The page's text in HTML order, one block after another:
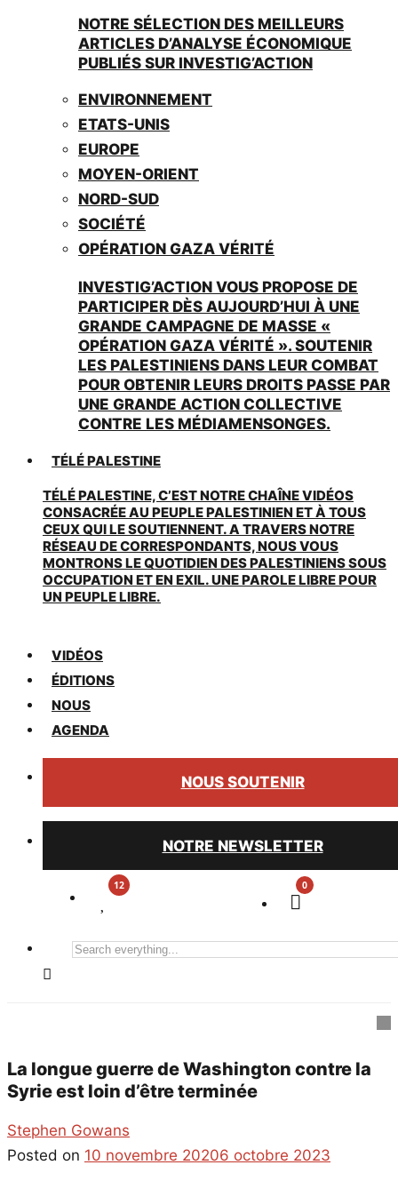
NOTRE SÉLECTION DES MEILLEURS
ARTICLES D’ANALYSE ÉCONOMIQUE
PUBLIÉS SUR INVESTIG’ACTION
ENVIRONNEMENT
ETATS-UNIS
EUROPE
MOYEN-ORIENT
NORD-SUD
SOCIÉTÉ
OPÉRATION GAZA VÉRITÉ
INVESTIG’ACTION VOUS PROPOSE DE
PARTICIPER DÈS AUJOURD’HUI À UNE
GRANDE CAMPAGNE DE MASSE «
OPÉRATION GAZA VÉRITÉ ». SOUTENIR
LES PALESTINIENS DANS LEUR COMBAT
POUR OBTENIR LEURS DROITS PASSE PAR
UNE GRANDE ACTION COLLECTIVE
CONTRE LES MÉDIAMENSONGES.
TÉLÉ PALESTINE
TÉLÉ PALESTINE, C’EST NOTRE CHAÎNE VIDÉOS
CONSACRÉE AU PEUPLE PALESTINIEN ET À TOUS
CEUX QUI LE SOUTIENNENT. A TRAVERS NOTRE
RÉSEAU DE CORRESPONDANTS, NOUS VOUS
MONTRONS LE QUOTIDIEN DES PALESTINIENS SOUS
OCCUPATION ET EN EXIL. UNE PAROLE LIBRE POUR
UN PEUPLE LIBRE.
VIDÉOS
ÉDITIONS
NOUS
AGENDA
NOUS SOUTENIR
NOTRE NEWSLETTER
0
Search
La longue guerre de Washington contre la
Syrie est loin d’être terminée
Stephen Gowans
Posted on 10 novembre 20206 octobre 2023